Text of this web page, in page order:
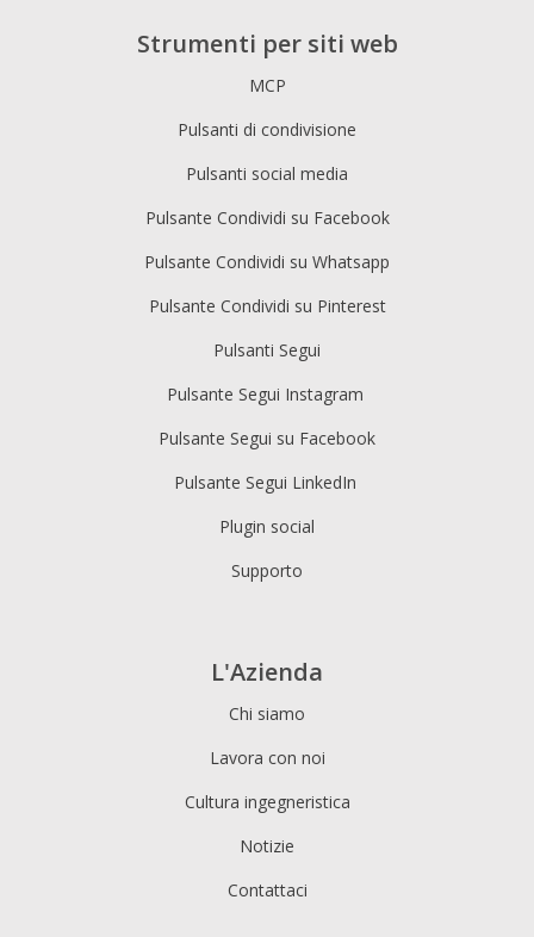
Strumenti per siti web
MCP
Pulsanti di condivisione
Pulsanti social media
Pulsante Condividi su Facebook
Pulsante Condividi su Whatsapp
Pulsante Condividi su Pinterest
Pulsanti Segui
Pulsante Segui Instagram
Pulsante Segui su Facebook
Pulsante Segui LinkedIn
Plugin social
Supporto
L'Azienda
Chi siamo
Lavora con noi
Cultura ingegneristica
Notizie
Contattaci